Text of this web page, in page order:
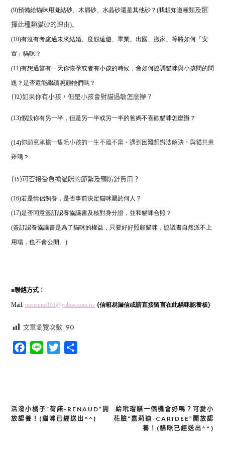
(9)預備給貓咪用凝結砂、木屑砂、水晶砂還是其他砂？(我想知道種類及選
擇此種類貓砂的理由)。
(10)有沒有考慮過未來結婚、度假遠遊、畢業、出國、搬家、等將如何「安
置」貓咪？
(11)有想過當有一天你懷孕或者有小孩的時候， 會如何協調貓咪與小孩間的問
題？是否還能繼續照顧牠們嗎？
(12)如果你有小孩，但是小孩會對貓過敏怎麼辦？
(13)假設你有另一半，但是另一半或另一半的爸媽不喜歡貓咪怎麼辦？
(14)你願意承擔一隻毛小孩的一生不離不棄、遇到困難想辦法解決，與貓共患
難嗎？
(15)可否接受負擔貓咪的節紮及預防針費用？
(16)若是情侶飼養，是否事前決定貓咪屬於何人？
(17)是否同意簽訂認養協議書及核對身分證，並和貓咪合照？
(簽訂認養協議書是為了貓咪的權益，只要好好照顧貓咪，協議書自然派不上
用場，也不會公開。)
■聯絡方式：
Mail: mensuno101@yahoo.com.tw (信箱易漏信或請直接留言在此貓咪認養板)
文章瀏覽次數: 90
Facebook
Line Twitter
文
給玳瑁貓一個機會好嗎？可愛小
花臉“嘉莉迪-CARIDEE”開放認
養！(貓咪已經送出^^)
活潑小橘子“荷諾-RENAUD”開
放認養！(貓咪已經送出^^)